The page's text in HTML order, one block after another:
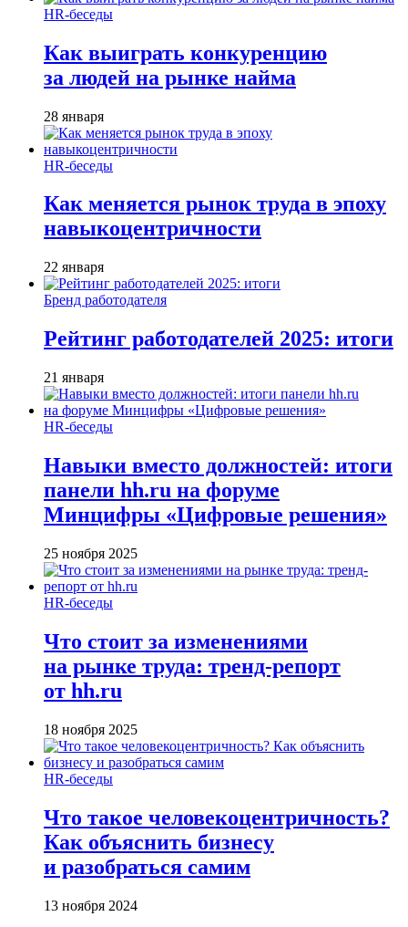
HR-беседы
Как выиграть конкуренцию
за людей на рынке найма
28 января
HR-беседы
Как меняется рынок труда в эпоху
навыкоцентричности
22 января
Бренд работодателя
Рейтинг работодателей 2025: итоги
21 января
HR-беседы
Навыки вместо должностей: итоги
панели hh.ru на форуме
Минцифры «Цифровые решения»
25 ноября 2025
HR-беседы
Что стоит за изменениями
на рынке труда: тренд-репорт
от hh.ru
18 ноября 2025
HR-беседы
Что такое человеко­центричность?
Как объяснить бизнесу
и разобраться самим
13 ноября 2024